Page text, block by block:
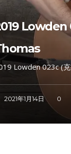
Lowden
Lowden 023c (
2021年1月14日 0